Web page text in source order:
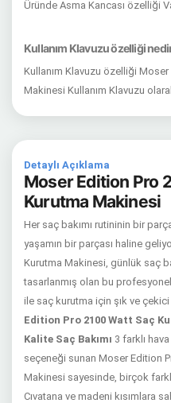
Üründe Asma Kancası özelliği
Kullanım Klavuzu özelliği
Kullanım Klavuzu özelliği
Makinesi Kullanım Klavuzu
Detaylı Açıklama
Moser Edition Pro
Kurutma Makinesi
Her saç bakımı rutininin bir
yaşamın bir parçası haline
Kurutma Makinesi, günlük saç
tasarlanmış olan bu
ile saç kurutma için şık ve
Edition Pro 2100 Watt Saç
Kalite Saç Bakımı 3 farklı
seçeneği sunan Moser Edition
Makinesi sayesinde, birçok
Cıvatana ve madeni kısımlara